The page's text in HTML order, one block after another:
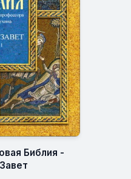
Библия -